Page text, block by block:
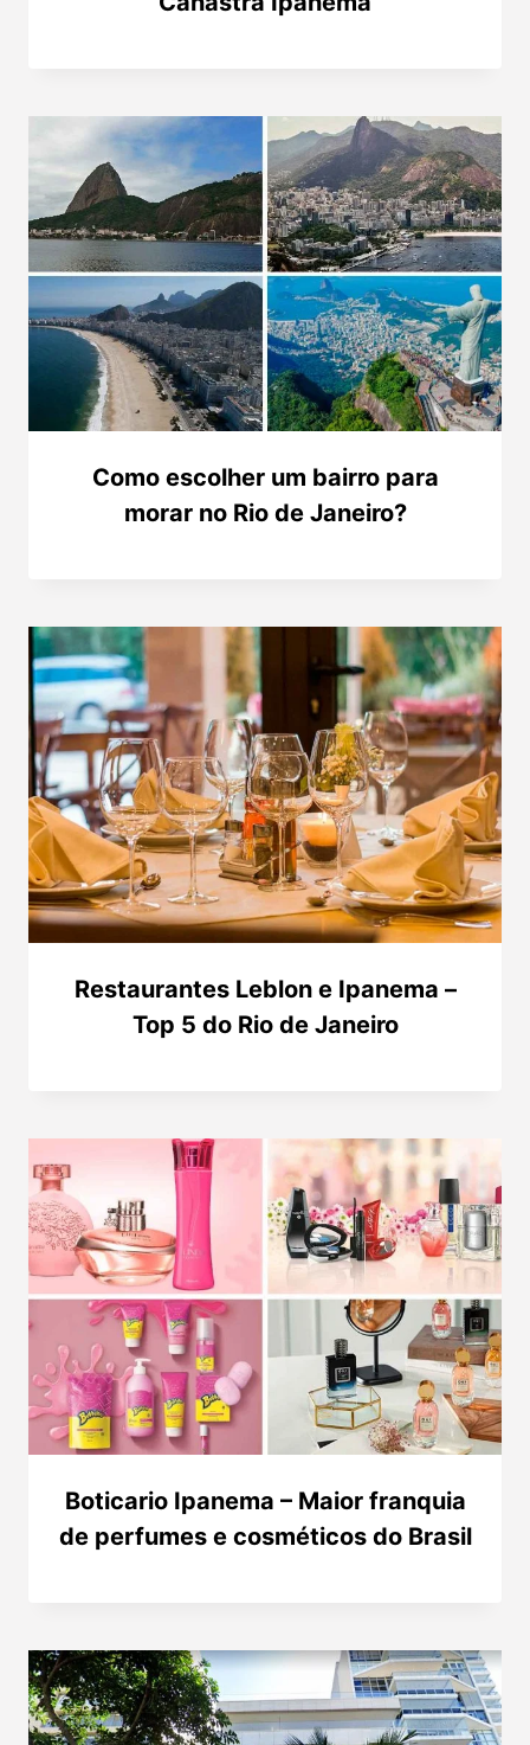
Como escolher um bairro para
morar no Rio de Janeiro?
Restaurantes Leblon e Ipanema –
Top 5 do Rio de Janeiro
Boticario Ipanema – Maior franquia
de perfumes e cosméticos do Brasil